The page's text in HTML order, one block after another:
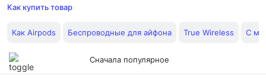
Как купить товар
Как Airpods Беспроводные для айфона True Wireless С
Сначала популярное